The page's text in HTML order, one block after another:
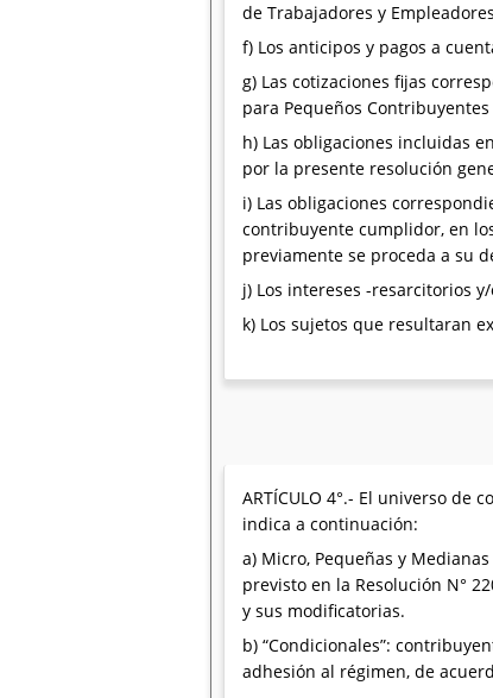
de Trabajadores y
f) Los anticipos y pagos a
g) Las cotizaciones fijas
para Pequeños
h) Las obligaciones incluidas
por la presente resolución
i) Las obligaciones
contribuyente cumplidor, en
previamente se proceda a su
j) Los intereses -resarcitorios
k) Los sujetos que resultaran
ARTÍCULO 4°.- El universo
indica a continuación:
a) Micro, Pequeñas y
previsto en la Resolución N°
y sus modificatorias.
b) “Condicionales”:
adhesión al régimen, de